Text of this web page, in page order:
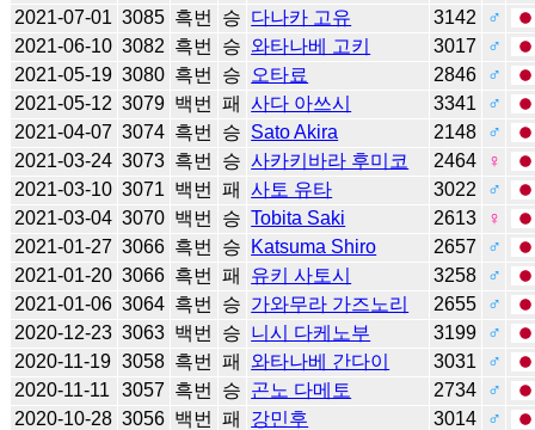
2021-07-01 3085 흑번 승 다나카 고유 3142
♂
2021-06-10 3082 흑번 승 와타나베 고키 3017
♂
2021-05-19 3080 흑번 승 오타료 2846
♂
2021-05-12 3079 백번 패 사다 아쓰시 3341
♂
2021-04-07 3074 흑번 승 Sato Akira 2148
♂
2021-03-24 3073 흑번 승 사카키바라 후미코 2464
♀
2021-03-10 3071 백번 패 사토 유타 3022
♂
2021-03-04 3070 백번 승 Tobita Saki 2613
♀
2021-01-27 3066 흑번 승 Katsuma Shiro 2657
♂
2021-01-20 3066 흑번 패 유키 사토시 3258
♂
2021-01-06 3064 흑번 승 가와무라 가즈노리 2655
♂
2020-12-23 3063 백번 승 니시 다케노부 3199
♂
2020-11-19 3058 흑번 패 와타나베 간다이 3031
♂
2020-11-11
3057 흑번 승 곤노 다메토 2734
♂
2020-10-28 3056 백번 패 강민후 3014
♂